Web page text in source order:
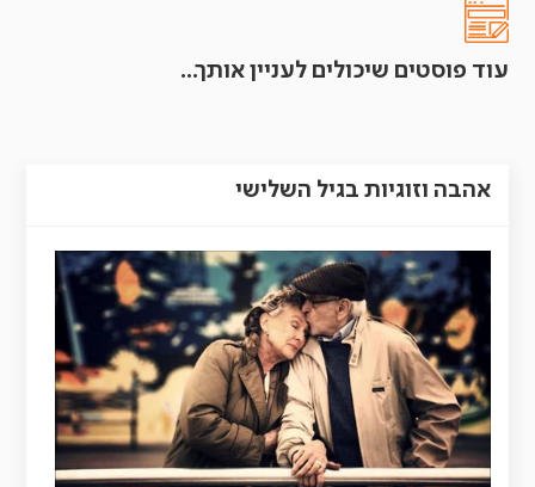
עוד פוסטים שיכולים לעניין אותך...
אהבה וזוגיות בגיל השלישי